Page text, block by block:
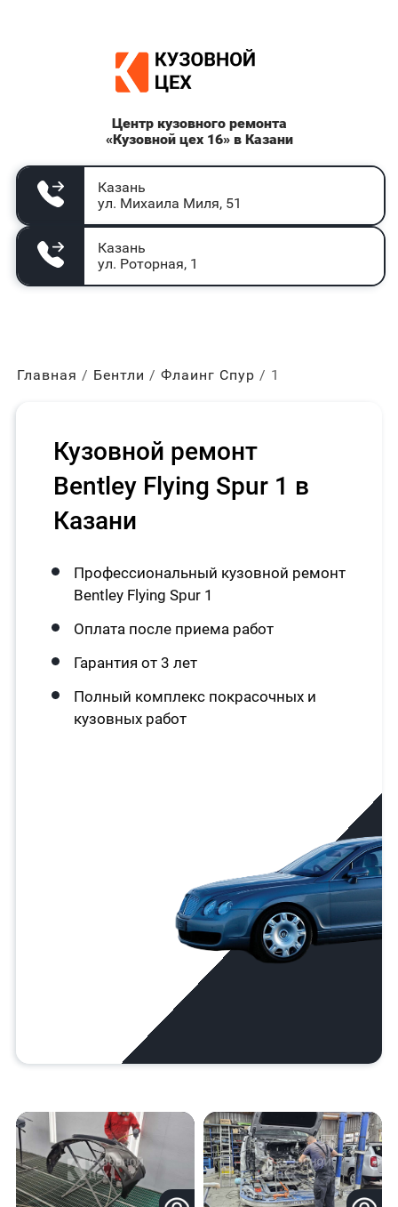
Центр кузовного ремонта
«Кузовной цех 16» в Казани
Казань
ул. Михаила Миля, 51
Казань
ул. Роторная, 1
Главная Бентли Флаинг Спур 1
Кузовной ремонт
Bentley Flying Spur 1 в
Казани
Профессиональный кузовной ремонт
Bentley Flying Spur 1
Оплата после приема работ
Гарантия от 3 лет
Полный комплекс покрасочных и
кузовных работ